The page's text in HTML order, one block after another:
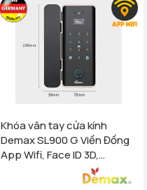
Khóa vân tay cửa kính
Demax SL900 G Viền Đồng
App Wifi, Face ID 3D,
Remote của tiêu chuẩn Đức